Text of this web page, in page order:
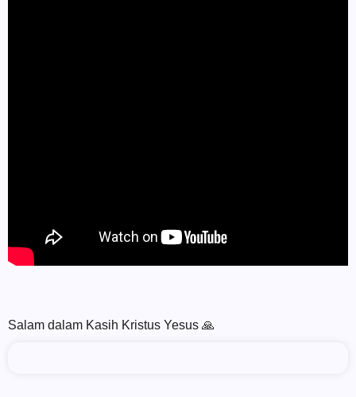
Salam dalam Kasih Kristus Yesus 🙏